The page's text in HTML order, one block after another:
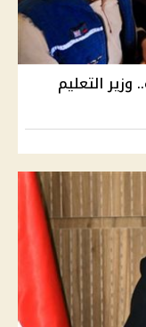
التعليم